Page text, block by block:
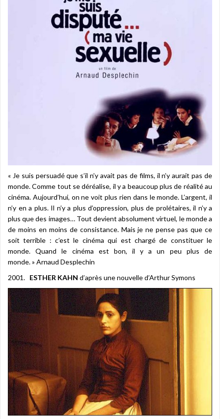
« Je suis persuadé que s’il n’y avait pas de films, il n’y aurait pas de
monde. Comme tout se déréalise, il y a beaucoup plus de réalité au
cinéma. Aujourd’hui, on ne voit plus rien dans le monde. L’argent, il
n’y en a plus. Il n’y a plus d’oppression, plus de prolétaires, il n’y a
plus que des images… Tout devient absolument virtuel, le monde a
de moins en moins de consistance. Mais je ne pense pas que ce
soit terrible : c’est le cinéma qui est chargé de constituer le
monde. Quand le cinéma est bon, il y a un peu plus de
monde. » Arnaud Desplechin
2001. ESTHER KAHN d’après une nouvelle d’Arthur Symons